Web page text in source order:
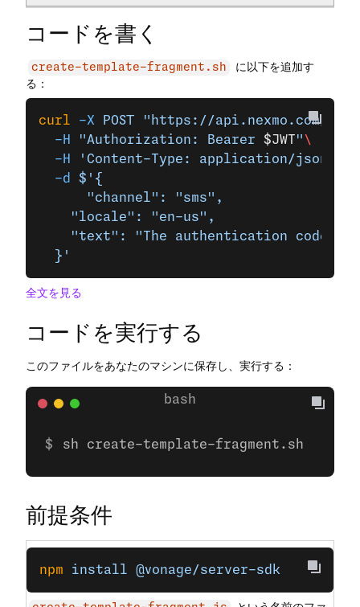
コードを書く
create-template-fragment.sh
に以下を追加す
る：
curl -X POST "https://api.nexmo.com/
  -H
"Authorization: Bearer $JWT" \
  -H
'Content-Type: application/json'
  -d
$'{
	  "channel": "sms",
    "locale": "en-us",
"text": "The authentication code
  }'
全文を見る
コードを実行する
このファイルをあなたのマシンに保存し、実行する：
sh create-template-fragment.sh
前提条件
npm install @vonage/server-sdk